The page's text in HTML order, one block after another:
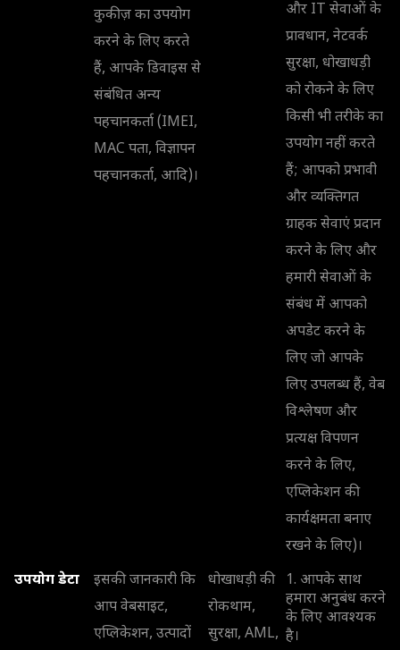
कुकीज़ का उपयोग
करने के लिए करते
हैं, आपके डिवाइस से
संबंधित अन्य
पहचानकर्ता (IMEI,
MAC पता, विज्ञापन
पहचानकर्ता, आदि)।
और IT सेवाओं के
प्रावधान, नेटवर्क
सुरक्षा, धोखाधड़ी
को रोकने के लिए
किसी भी तरीके का
उपयोग नहीं करते
हैं; आपको प्रभावी
और व्यक्तिगत
ग्राहक सेवाएं प्रदान
करने के लिए और
हमारी सेवाओं के
संबंध में आपको
अपडेट करने के
लिए जो आपके
लिए उपलब्ध हैं, वेब
विश्लेषण और
प्रत्यक्ष विपणन
करने के लिए,
एप्लिकेशन की
कार्यक्षमता बनाए
रखने के लिए)।
उपयोग डेटा
इसकी जानकारी कि
आप वेबसाइट,
एप्लिकेशन, उत्पादों
धोखाधड़ी की
रोकथाम,
सुरक्षा, AML,
1. आपके साथ
हमारा अनुबंध करने
के लिए आवश्यक
है।